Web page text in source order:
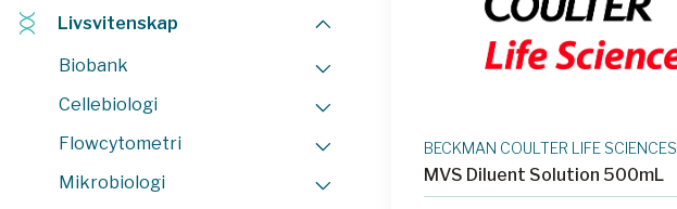
Livsvitenskap
Biobank
Cellebiologi
Flowcytometri
Mikrobiologi
BECKMAN COULTER LIFE SCIENCES
MVS Diluent Solution 500mL